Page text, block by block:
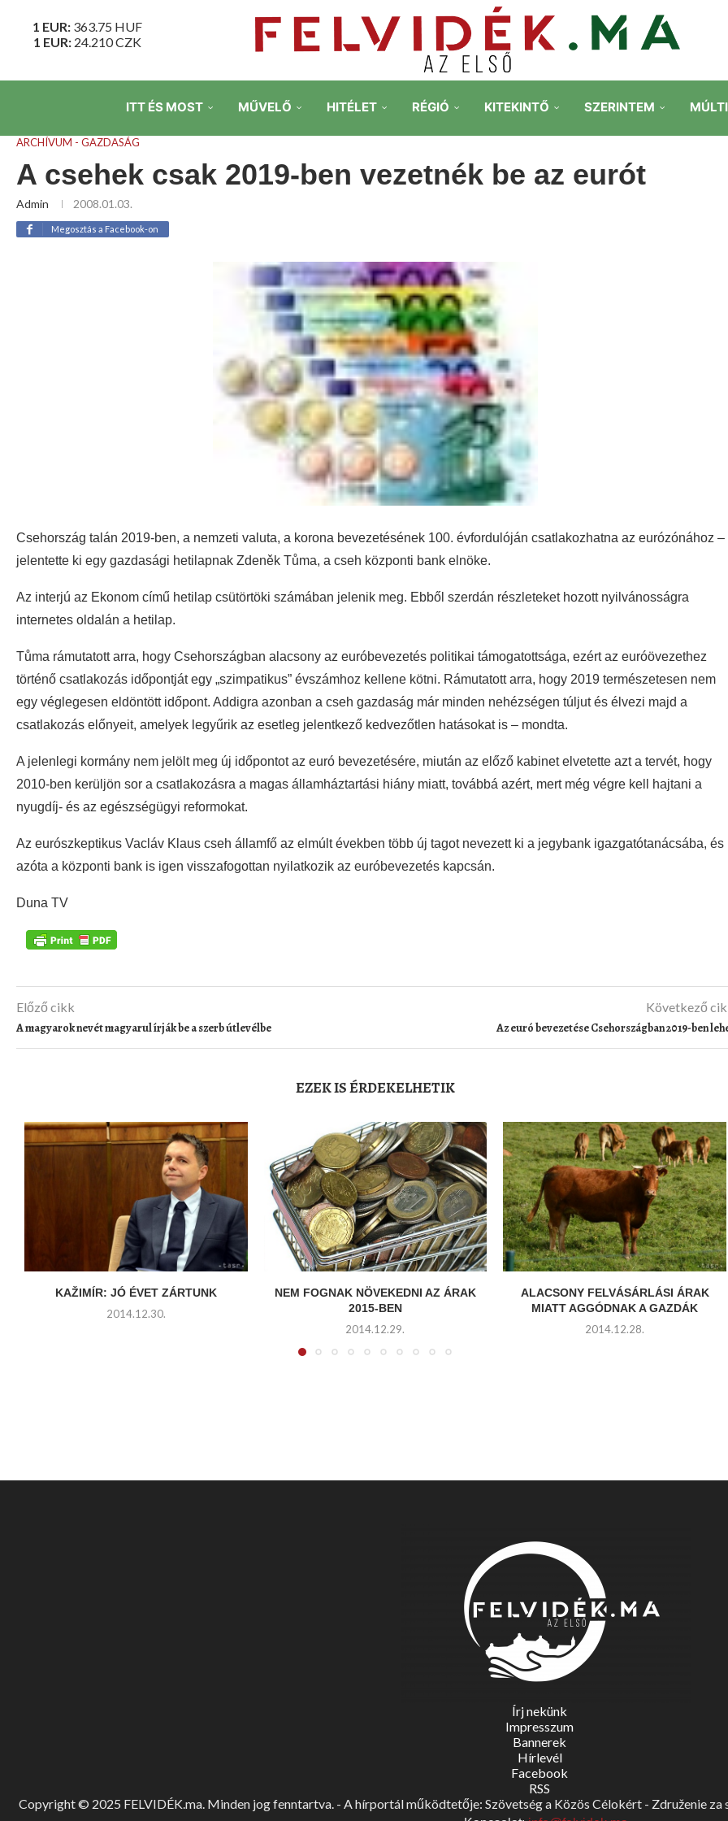
1 EUR: 363.75 HUF
1 EUR: 24.210CZK
ITT ÉS MOST MŰVELŐ HITÉLET RÉGIÓ KITEKINTŐ SZERINTEM
ARCHÍVUM - GAZDASÁG
A csehek csak 2019-ben vezetnék be az eurót
Admin 2008.01.03.
Megosztás a Facebook-on
Csehország talán 2019-ben, a nemzeti valuta, a korona bevezetésének 100. évfordulóján csatlakozhatna az eurózónához –
jelentette ki egy gazdasági hetilapnak Zdeněk Tůma, a cseh központi bank elnöke.
Az interjú az Ekonom című hetilap csütörtöki számában jelenik meg. Ebből szerdán részleteket hozott nyilvánosságra
internetes oldalán a hetilap.
Tůma rámutatott arra, hogy Csehországban alacsony az euróbevezetés politikai támogatottsága, ezért az euróövezethez
történő csatlakozás időpontját egy „szimpatikus” évszámhoz kellene kötni. Rámutatott arra, hogy 2019 természetesen nem
egy véglegesen eldöntött időpont. Addigra azonban a cseh gazdaság már minden nehézségen túljut és élvezi majd a
csatlakozás előnyeit, amelyek legyűrik az esetleg jelentkező kedvezőtlen hatásokat is – mondta.
A jelenlegi kormány nem jelölt meg új időpontot az euró bevezetésére, miután az előző kabinet elvetette azt a tervét, hogy
2010-ben kerüljön sor a csatlakozásra a magas államháztartási hiány miatt, továbbá azért, mert még végre kell hajtani a
nyugdíj- és az egészségügyi reformokat.
Az eurószkeptikus Vacláv Klaus cseh államfő az elmúlt években több új tagot nevezett ki a jegybank igazgatótanácsába, és
azóta a központi bank is igen visszafogottan nyilatkozik az euróbevezetés kapcsán.
Duna TV
Előző cikk
A magyarok nevét magyarul írják be a szerb útlevélbe
Következő
Az euró bevezetése Csehországban 2019-ben
EZEK IS ÉRDEKELHETIK
KAŽIMÍR: JÓ ÉVET ZÁRTUNK
2014.12.30.
NEM FOGNAK NÖVEKEDNI AZ ÁRAK
2015-BEN
2014.12.29.
ALACSONY FELVÁSÁRLÁSI ÁRAK
MIATT AGGÓDNAK A GAZDÁK
2014.12.28.
Írj nekünk
Impresszum
Bannerek
Hírlevél
Facebook
RSS
Copyright © 2025 FELVIDÉK.ma. Minden jog fenntartva. - A hírportál működtetője: Szövetség a Közös Célokért - Združenie za